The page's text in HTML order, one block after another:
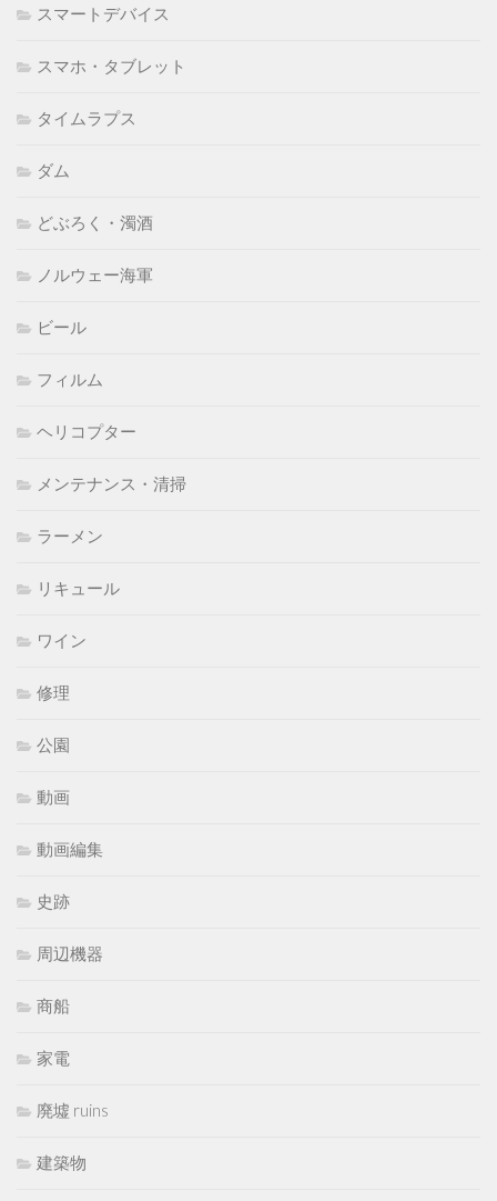
スマートデバイス
スマホ・タブレット
タイムラプス
ダム
どぶろく・濁酒
ノルウェー海軍
ビール
フィルム
ヘリコプター
メンテナンス・清掃
ラーメン
リキュール
ワイン
修理
公園
動画
動画編集
史跡
周辺機器
商船
家電
廃墟 ruins
建築物